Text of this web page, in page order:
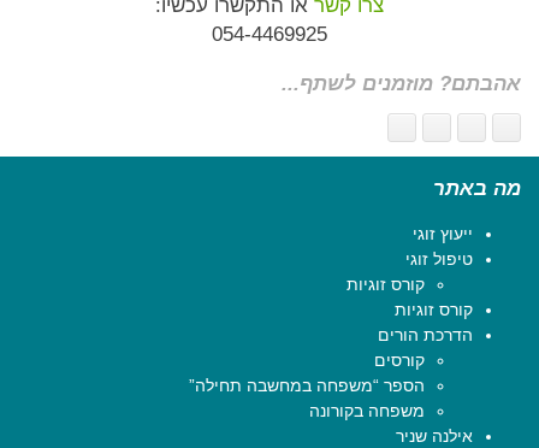
צרו קשראו התקשרו עכשיו:
054-4469925
אהבתם? מוזמנים לשתף...
מה באתר
ייעוץ זוגי
טיפול זוגי
קורס זוגיות
קורס זוגיות
הדרכת הורים
קורסים
הספר “משפחה במחשבה תחילה”
משפחה בקורונה
אילנה שניר